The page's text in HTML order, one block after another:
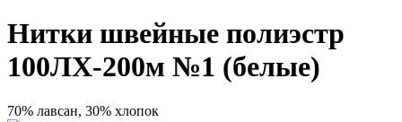
Нитки швейные полиэстр
100ЛХ-200м №1 (белые)
70% лавсан, 30% хлопок